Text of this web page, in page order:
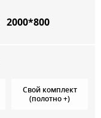
2000*800
Свой комплект
(полотно +)